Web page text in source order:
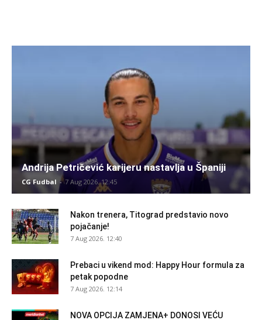
Andrija Petričević karijeru nastavlja u Španiji
CG Fudbal - 7 Aug 2026. 12:45
Nakon trenera, Titograd predstavio novo
pojačanje!
7 Aug 2026. 12:40
Prebaci u vikend mod: Happy Hour formula za
petak popodne
7 Aug 2026. 12:14
NOVA OPCIJA ZAMJENA+ DONOSI VEĆU